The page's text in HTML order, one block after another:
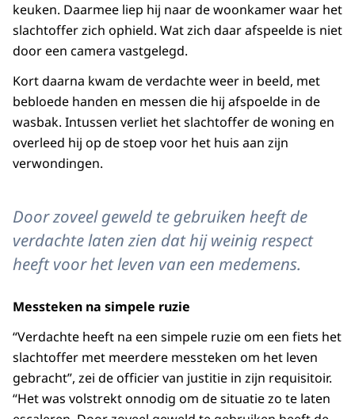
keuken. Daarmee liep hij naar de woonkamer waar het
slachtoffer zich ophield. Wat zich daar afspeelde is niet
door een camera vastgelegd.
Kort daarna kwam de verdachte weer in beeld, met
bebloede handen en messen die hij afspoelde in de
wasbak. Intussen verliet het slachtoffer de woning en
overleed hij op de stoep voor het huis aan zijn
verwondingen.
Door zoveel geweld te gebruiken heeft de
verdachte laten zien dat hij weinig respect
heeft voor het leven van een medemens.
Messteken na simpele ruzie
“Verdachte heeft na een simpele ruzie om een fiets het
slachtoffer met meerdere messteken om het leven
gebracht”, zei de officier van justitie in zijn requisitoir.
“Het was volstrekt onnodig om de situatie zo te laten